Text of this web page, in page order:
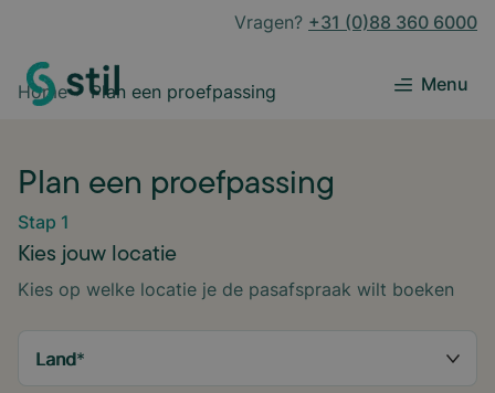
Vragen? +31 (0)88 360 6000
Menu
Home Plan een proefpassing
Plan een proefpassing
Stap 1
Kies jouw locatie
Kies op welke locatie je de pasafspraak wilt boeken
Land*